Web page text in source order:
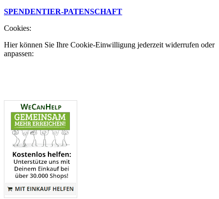
SPENDENTIER-PATENSCHAFT
Cookies:
Hier können Sie Ihre Cookie-Einwilligung jederzeit widerrufen oder
anpassen: